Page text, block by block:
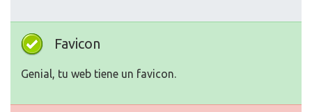
Favicon
Genial, tu web tiene un favicon.